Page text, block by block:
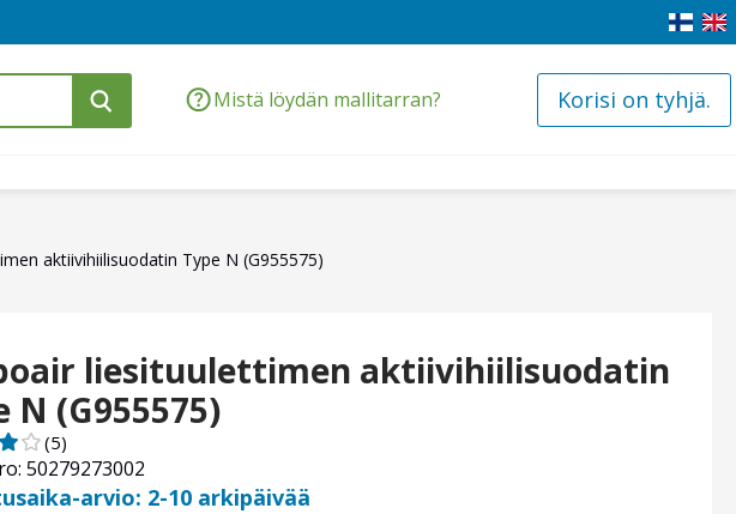
Mistä löydän mallitarran? Korisi on tyhjä.
aktiivihiilisuodatin Type N (G955575)
liesituulettimen aktiivihiilisuodatin
N (G955575)
50279273002
(5)
arvio: 2-10 arkipäivää